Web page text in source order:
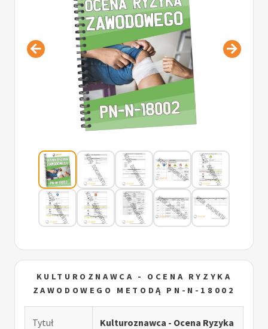
KULTUROZNAWCA - OCENA RYZYKA
ZAWODOWEGO METODĄ PN-N-18002
Tytuł
Kulturoznawca - Ocena Ryzyka